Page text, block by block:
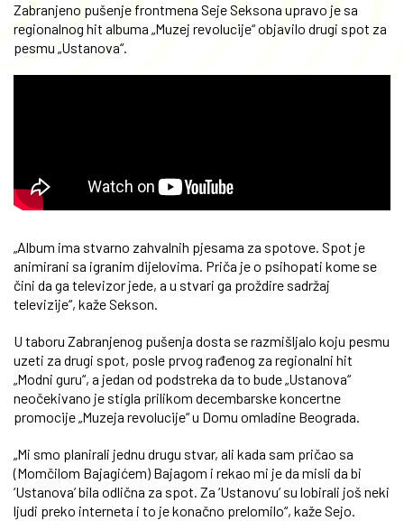
Zabranjeno pušenje frontmena Seje Seksona upravo je sa
regionalnog hit albuma „Muzej revolucije“ objavilo drugi spot za
pesmu „Ustanova“.
„Album ima stvarno zahvalnih pjesama za spotove. Spot je
animirani sa igranim dijelovima. Priča je o psihopati kome se
čini da ga televizor jede, a u stvari ga proždire sadržaj
televizije“, kaže Sekson.
U taboru Zabranjenog pušenja dosta se razmišljalo koju pesmu
uzeti za drugi spot, posle prvog rađenog za regionalni hit
„Modni guru“, a jedan od podstreka da to bude „Ustanova“
neočekivano je stigla prilikom decembarske koncertne
promocije „Muzeja revolucije“ u Domu omladine Beograda.
„Mi smo planirali jednu drugu stvar, ali kada sam pričao sa
(Momčilom Bajagićem) Bajagom i rekao mi je da misli da bi
‘Ustanova’ bila odlična za spot. Za ‘Ustanovu’ su lobirali još neki
ljudi preko interneta i to je konačno prelomilo“, kaže Sejo.